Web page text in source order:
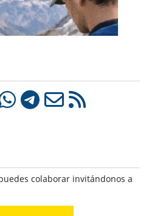
colaborar invitándonos a